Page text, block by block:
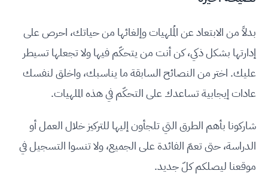
بدلاً من الابتعاد عن المُلهيات وإلغائها من حياتك، احرص على
إدارتها بشكل ذكي، كن أنت من يتحكّم فيها ولا تجعلها تسيطر
عليك. اختر من النصائح السابقة ما يناسبك، واخلق لنفسك
عادات إيجابية تساعدك على التحكّم في هذه الملهيات.
شاركونا بأهم الطرق التي تلجأون إليها للتركيز خلال العمل أو
الدراسة، حتى تعمّ الفائدة على الجميع، ولا تنسوا التسجيل في
موقعنا ليصلكم كلّ جديد.